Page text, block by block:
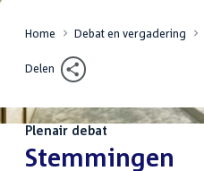
Home Debat en vergadering
Delen
Plenair debat
:Stemmingen